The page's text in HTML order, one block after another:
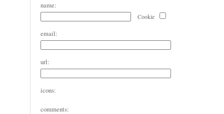
name:
Cookie
email:
url:
icons:
comments: